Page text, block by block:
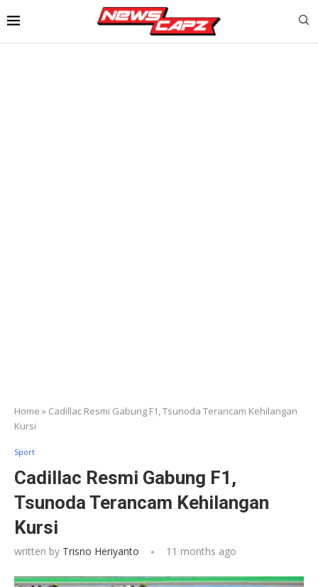
Home » Cadillac Resmi Gabung F1, Tsunoda Terancam Kehilangan
Kursi
Sport
Cadillac Resmi Gabung F1,
Tsunoda Terancam Kehilangan
Kursi
written by Trisno Heriyanto 11 months ago